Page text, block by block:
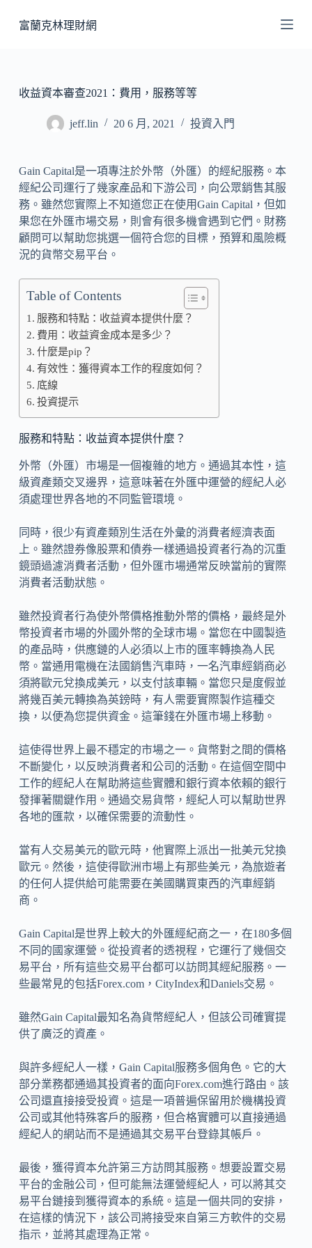
至
容
富蘭克林理財網
收益資本審查2021：費用，服務等等
jeff.lin 20 6 月, 2021 投資入門
Gain Capital是一項專注於外幣（外匯）的經紀服務。本
經紀公司運行了幾家產品和下游公司，向公眾銷售其服
務。雖然您實際上不知道您正在使用Gain Capital，但如
果您在外匯市場交易，則會有很多機會遇到它們。財務
顧問可以幫助您挑選一個符合您的目標，預算和風險概
況的貨幣交易平台。
Table of Contents
服務和特點：收益資本提供什麼？
費用：收益資金成本是多少？
什麼是pip？
有效性：獲得資本工作的程度如何？
底線
投資提示
服務和特點：收益資本提供什麼？
外幣（外匯）市場是一個複雜的地方。通過其本性，這
級資產類交叉邊界，這意味著在外匯中運營的經紀人必
須處理世界各地的不同監管環境。
同時，很少有資產類別生活在外彙的消費者經濟表面
上。雖然證券像股票和債券一樣通過投資者行為的沉重
鏡頭過濾消費者活動，但外匯市場通常反映當前的實際
消費者活動狀態。
雖然投資者行為使外幣價格推動外幣的價格，最終是外
幣投資者市場的外國外幣的全球市場。當您在中國製造
的產品時，供應鏈的人必須以上市的匯率轉換為人民
幣。當通用電機在法國銷售汽車時，一名汽車經銷商必
須將歐元兌換成美元，以支付該車輛。當您只是度假並
將幾百美元轉換為英鎊時，有人需要實際製作這種交
換，以便為您提供資金。這筆錢在外匯市場上移動。
這使得世界上最不穩定的市場之一。貨幣對之間的價格
不斷變化，以反映消費者和公司的活動。在這個空間中
工作的經紀人在幫助將這些實體和銀行資本依賴的銀行
發揮著關鍵作用。通過交易貨幣，經紀人可以幫助世界
各地的匯款，以確保需要的流動性。
當有人交易美元的歐元時，他實際上派出一批美元兌換
歐元。然後，這使得歐洲市場上有那些美元，為旅遊者
的任何人提供給可能需要在美國購買東西的汽車經銷
商。
Gain Capital是世界上較大的外匯經紀商之一，在180多個
不同的國家運營。從投資者的透視程，它運行了幾個交
易平台，所有這些交易平台都可以訪問其經紀服務。一
些最常見的包括Forex.com，CityIndex和Daniels交易。
雖然Gain Capital最知名為貨幣經紀人，但該公司確實提
供了廣泛的資產。
與許多經紀人一樣，Gain Capital服務多個角色。它的大
部分業務都通過其投資者的面向Forex.com進行路由。該
公司還直接接受投資。這是一項普遍保留用於機構投資
公司或其他特殊客戶的服務，但合格實體可以直接通過
經紀人的網站而不是通過其交易平台登錄其帳戶。
最後，獲得資本允許第三方訪問其服務。想要設置交易
平台的金融公司，但可能無法運營經紀人，可以將其交
易平台鏈接到獲得資本的系統。這是一個共同的安排，
在這樣的情況下，該公司將接受來自第三方軟件的交易
指示，並將其處理為正常。